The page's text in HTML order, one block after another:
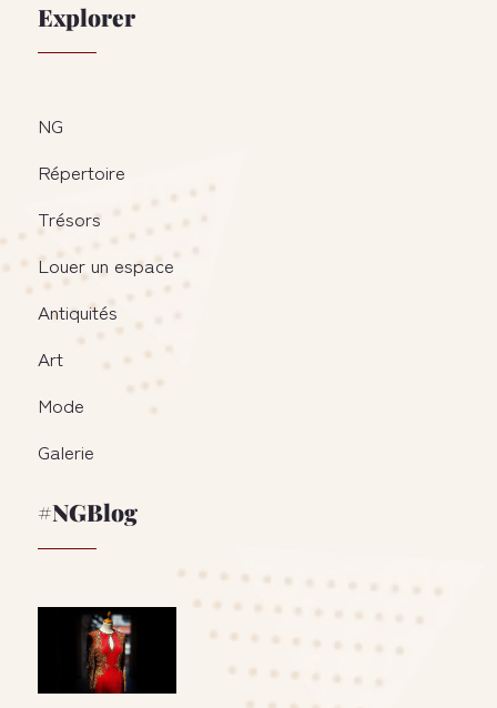
Explorer
NG
Répertoire
Trésors
Louer un espace
Antiquités
Art
Mode
Galerie
#NGBlog